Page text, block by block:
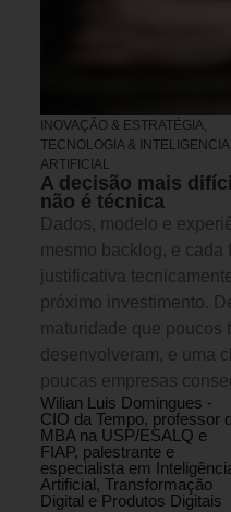
INOVAÇÃO & ESTRATÉGIA,
TECNOLOGIA & INTELIGENCIA
ARTIFICIAL
A decisão mais
não é técnica
Dados, modelo e
mesmo backlog, e cada
justificativa
próximo investimento.
maturidade que poucos
desenvolveram, e uma
poucas empresas
Wilian Luis Domingues -
CIO da Tempo, professor
MBA na USP/ESALQ e
FIAP, palestrante e
especialista em
Artificial, Transformação
Digital e Produtos Digitais